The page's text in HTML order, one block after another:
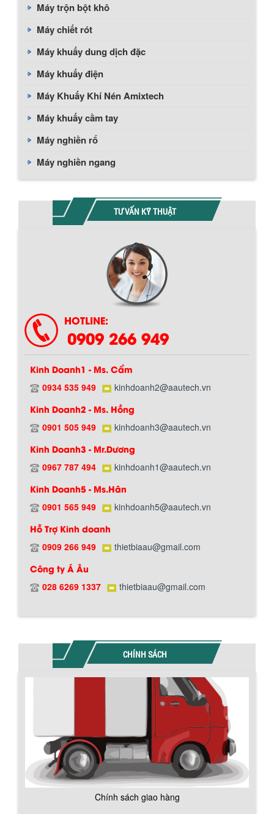
Máy trộn bột khô
Máy chiết rót
Máy khuấy dung dịch đặc
Máy khuấy điện
Máy Khuấy Khí Nén Amixtech
Máy khuấy cầm tay
Máy nghiền rổ
Máy nghiền ngang
TƯ VẤN KỸ THUẬT
HOTLINE:
0909 266 949
Kinh Doanh1 - Ms. Cẩm
0934 535 949 kinhdoanh2@aautech.vn
Kinh Doanh2 - Ms. Hồng
0901 505 949 kinhdoanh3@aautech.vn
Kinh Doanh3 - Mr.Dương
0967 787 494 kinhdoanh1@aautech.vn
Kinh Doanh5 - Ms.Hân
0901 565 949 kinhdoanh5@aautech.vn
Hỗ Trợ Kinh doanh
0909 266 949 thietbiaau@gmail.com
Công ty Á Âu
028 6269 1337 thietbiaau@gmail.com
CHÍNH SÁCH
Hướng dẫn thanh toán mua hàng
Chính sách đổi trả hàng
Chính sách bảo hành
Chính sách giao hàng
BỒN CHỨA GIẢI NHIỆT SƠN, MỰC IN
Bồn chứa giải nhiệt sơn, mực in có cấu
tạo gồm 2 lớp inox và được dùng để
làm giảm nhiệt độ của nguyên...
MÁY TRỘN BỘT KHÔ 500KG
Máy trộn bột khô 500kg được thiết kế